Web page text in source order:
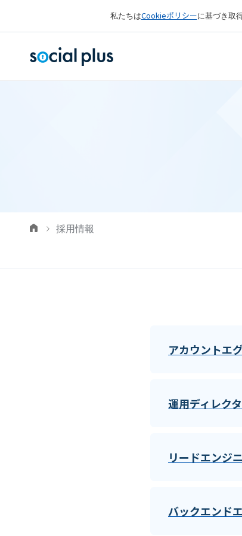
私たちはCookieポリシーに基づき取
採用情報
アカウントエ
運用ディレク
リードエンジ
バックエンド